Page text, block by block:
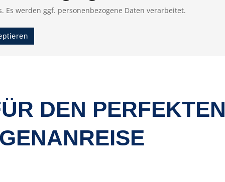
werden ggf. personenbezogene Daten verarbeitet.
DEN PERFEKTEN